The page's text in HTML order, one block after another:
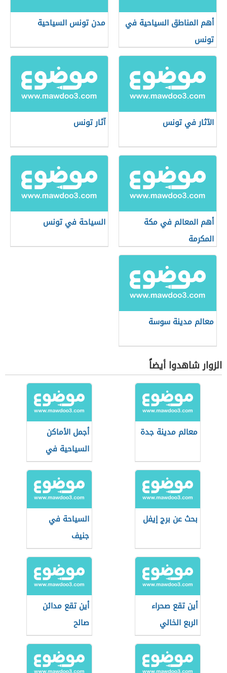
أهم المناطق السياحية في
تونس
مدن تونس السياحية
الآثار في تونس آثار تونس
أهم المعالم في مكة
المكرمة
السياحة في تونس
معالم مدينة سوسة
الزوار شاهدوا أيضاً
معالم مدينة جدة
أجمل الأماكن
السياحية في
إسطنبول
بحث عن برج إيفل
السياحة في
جنيف
أين تقع صحراء
الربع الخالي
أين تقع مدائن
صالح